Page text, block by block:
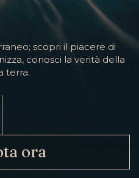
scopri il piacere di
conosci la verità della
terra.
ora